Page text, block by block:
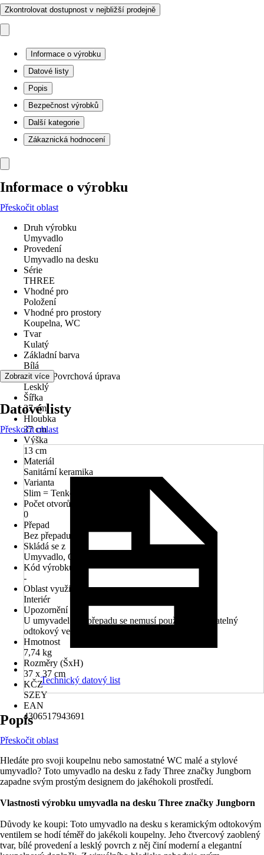
Zkontrolovat dostupnost v nejbližší prodejně
Informace o výrobku
Datové listy
Popis
Bezpečnost výrobků
Další kategorie
Zákaznická hodnocení
Informace o výrobku
Přeskočit oblast
Druh výrobku
Umyvadlo
Provedení
Umyvadlo na desku
Série
THREE
Vhodné pro
Položení
Vhodné pro prostory
Koupelna, WC
Tvar
Kulatý
Základní barva
Bílá
Povrch/Povrchová úprava
Lesklý
Šířka
37 cm
Hloubka
37 cm
Výška
13 cm
Materiál
Sanitární keramika
Varianta
Slim = Tenkostěnné
Počet otvorů na kohout
0
Přepad
Bez přepadu
Skládá se z
Umyvadlo, Odtokový ventil 1 1/4, Keramická zátka
Kód výrobku
-
Oblast využití
Interiér
Upozornění
U umyvadel bez přepadu se nemusí používat uzavíratelný
odtokový ventil
Hmotnost
7,74 kg
Rozměry (ŠxH)
37 x 37 cm
KČZ
SZEY
EAN
4306517943691
Zobrazit více
Datové listy
Přeskočit oblast
Technický datový list
Popis
Přeskočit oblast
Hledáte pro svoji koupelnu nebo samostatné WC malé a stylové
umyvadlo? Toto umyvadlo na desku z řady Three značky Jungborn
zapadne svým prostým designem do jakéhokoli prostředí.
Vlastnosti výrobku umyvadla na desku Three značky Jungborn
Důvody ke koupi: Toto umyvadlo na desku s keramickým odtokovým
ventilem se hodí téměř do jakékoli koupelny. Jeho čtvercový zaoblený
tvar, bílé provedení a lesklý povrch z něj činí moderní a elegantní